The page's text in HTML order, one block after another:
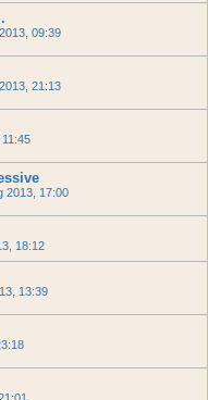
09:39
21:13
2013, 17:00
18:12
13:39